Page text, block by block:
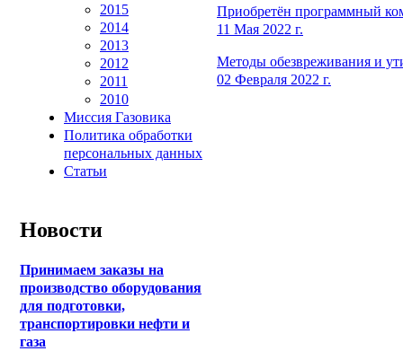
2015
2014
2013
2012
2011
2010
Миссия Газовика
Политика обработки
персональных данных
Статьи
Новости
Принимаем заказы на
производство оборудования
для подготовки,
транспортировки нефти и
газа
Приобретён программный
11 Мая 2022 г.
Методы обезвреживания и
02 Февраля 2022 г.